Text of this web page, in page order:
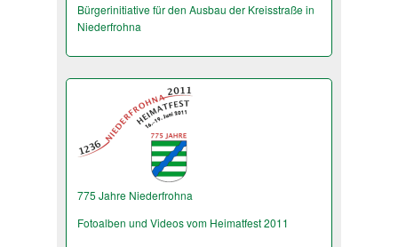
Bürgerinitiative für den Ausbau der Kreisstraße in
Niederfrohna
775 Jahre Niederfrohna
Fotoalben und Videos vom Heimatfest 2011